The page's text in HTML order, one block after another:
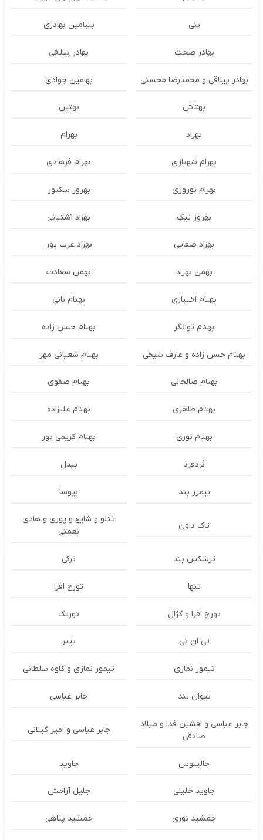
بنی بنیامین بهادری
بهادر صحت بهادر ییلاقی
بهادر ییلاقی و محمدرضا محسنی بهامین جوادی
بهتاش بهتین
بهراد بهرام
بهرام شهبازی بهرام فرهادی
بهرام نوروزی بهروز سکتور
بهروز نیک بهزاد آشتیانی
بهزاد صفایی بهزاد عرب پور
بهمن بهراد بهمن سعادت
بهنام اختیاری بهنام بانی
بهنام توانگر بهنام حسن زاده
بهنام حسن زاده و عارف شیخی بهنام شعبانی مهر
بهنام صالحانی بهنام صفوی
بهنام طاهری بهنام علیزاده
بهنام نوری بهنام کریمی پور
بُردفرد بیدل
بیمرز بند بیوسا
تاک داون
تتلو و شایع و پوری و هادی
نعمتی
ترشكس بند ترکی
تنها تورج افرا
تورج افرا و کژال تورنگ
تی ان تی تیبر
تیمور نمازی تیمور نمازی و کاوه سلطانی
تیوان بند جابر عباسی
جابر عباسی و افشین فدا و میلاد
صادقی
جابر عباسی و امیر گیلانی
جالینوس جاوید
جاوید خلیلی جلیل آرامش
جمشید نوری جمشید پناهی